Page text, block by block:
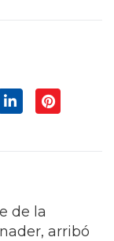
de la
arribó